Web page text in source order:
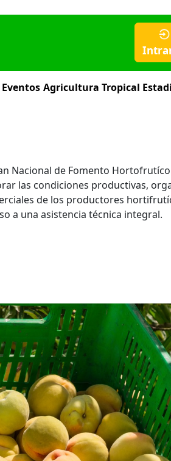
Agricultura Tropical
Nacional de Fomento
las condiciones productivas,
de los productores
a una asistencia técnica integral.